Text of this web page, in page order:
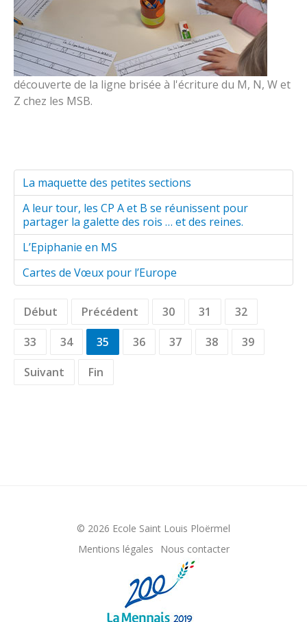
découverte de la ligne brisée à l'écriture du M, N, W et
Z chez les MSB.
La maquette des petites sections
A leur tour, les CP A et B se réunissent pour
partager la galette des rois … et des reines.
L’Epiphanie en MS
Cartes de Vœux pour l’Europe
Début Précédent 30 31
32
33
34 35 36 37 38
39
Suivant
Fin
© 2026 Ecole Saint Louis Ploërmel
Mentions légales
Nous contacter